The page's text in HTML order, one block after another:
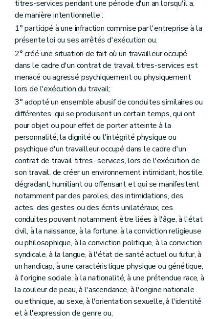
titres-services pendant une période d'un an lorsqu'il a,
de manière intentionnelle :
1° participé à une infraction commise par l'entreprise à la
présente loi ou ses arrêtés d'exécution ou;
2° créé une situation de fait où un travailleur occupé
dans le cadre d'un contrat de travail titres-services est
menacé ou agressé psychiquement ou physiquement
lors de l'exécution du travail;
3° adopté un ensemble abusif de conduites similaires ou
différentes, qui se produisent un certain temps, qui ont
pour objet ou pour effet de porter atteinte à la
personnalité, la dignité ou l'intégrité physique ou
psychique d'un travailleur occupé dans le cadre d'un
contrat de travail titres- services, lors de l'exécution de
son travail, de créer un environnement intimidant, hostile,
dégradant, humiliant ou offensant et qui se manifestent
notamment par des paroles, des intimidations, des
actes, des gestes ou des écrits unilatéraux, ces
conduites pouvant notamment être liées à l'âge, à l'état
civil, à la naissance, à la fortune, à la conviction religieuse
ou philosophique, à la conviction politique, à la conviction
syndicale, à la langue, à l'état de santé actuel ou futur, à
un handicap, à une caractéristique physique ou génétique,
à l'origine sociale, à la nationalité, à une prétendue race, à
la couleur de peau, à l'ascendance, à l'origine nationale
ou ethnique, au sexe, à l'orientation sexuelle, à l'identité
et à l'expression de genre ou;